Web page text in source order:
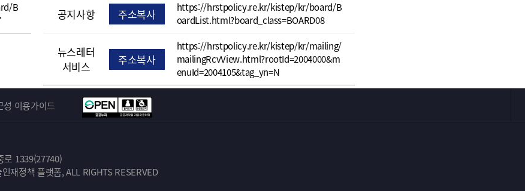
B
공지사항 주소복사
https://hrstpolicy.re.kr/kistep/kr/board/B
oardList.html?board_class=BOARD08
뉴스레터
서비스
주소복사
https://hrstpolicy.re.kr/kistep/kr/mailing/
mailingRcvView.html?rootId=2004000&m
enuId=2004105&tag_yn=N
성 이용가이드
로 1339(27740)
재정책 플랫폼, ALL RIGHTS RESERVED